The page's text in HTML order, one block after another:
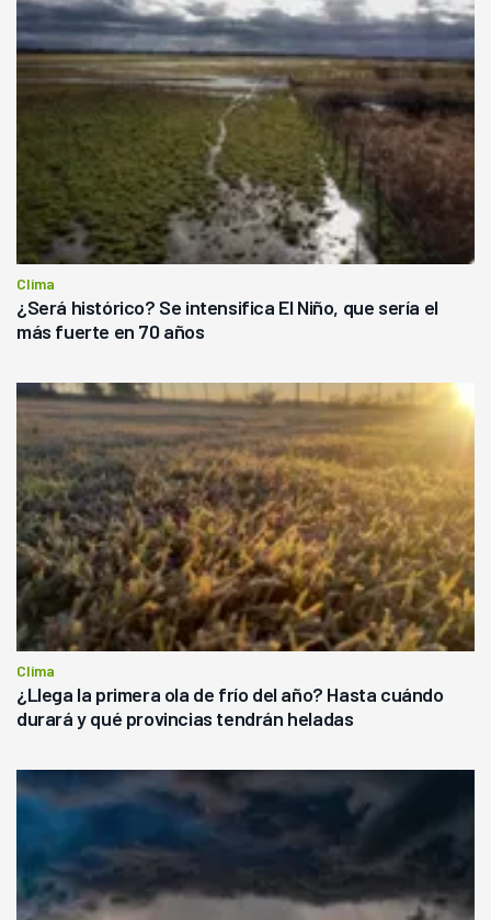
Clima
¿Será histórico? Se intensifica El Niño, que sería el
más fuerte en 70 años
Clima
¿Llega la primera ola de frío del año? Hasta cuándo
durará y qué provincias tendrán heladas